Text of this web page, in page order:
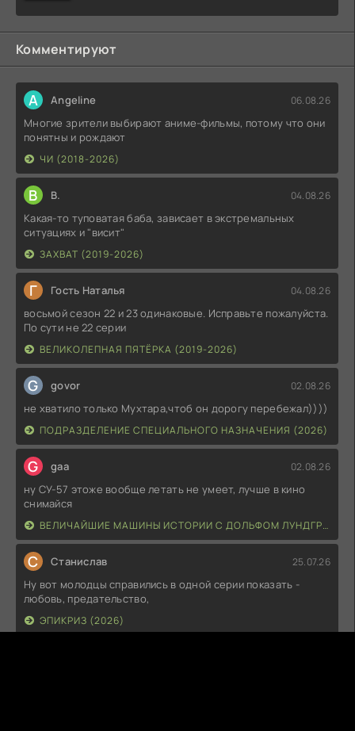
Комментируют
A Angeline 06.08.26
Многие зрители выбирают аниме-фильмы, потому что они
понятны и рождают
ЧИ (2018-2026)
В В. 04.08.26
Какая-то туповатая баба, зависает в экстремальных
ситуациях и "висит"
ЗАХВАТ (2019-2026)
Г Гость Наталья 04.08.26
восьмой сезон 22 и 23 одинаковые. Исправьте пожалуйста.
По сути не 22 серии
ВЕЛИКОЛЕПНАЯ ПЯТЁРКА (2019-2026)
G govor 02.08.26
не хватило только Мухтара,чтоб он дорогу перебежал))))
ПОДРАЗДЕЛЕНИЕ СПЕЦИАЛЬНОГО НАЗНАЧЕНИЯ (2026)
G gaa 02.08.26
ну СУ-57 этоже вообще летать не умеет, лучше в кино
снимайся
ВЕЛИЧАЙШИЕ МАШИНЫ ИСТОРИИ С ДОЛЬФОМ ЛУНДГРЕНОМ (2026)
С Станислав 25.07.26
Ну вот молодцы справились в одной серии показать -
любовь, предательство,
ЭПИКРИЗ (2026)